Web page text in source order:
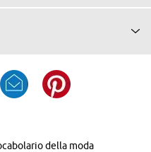
della moda